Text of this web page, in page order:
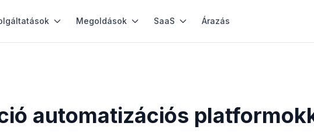
Megoldások SaaS Árazás
automatizációs